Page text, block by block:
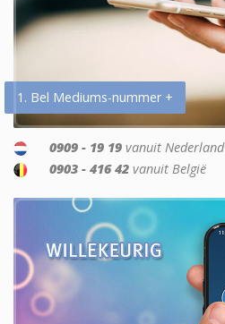
1. Bel Mediums-nummer +
0909 - 19 19 vanuit Nederland
0903 - 416 42 vanuit België